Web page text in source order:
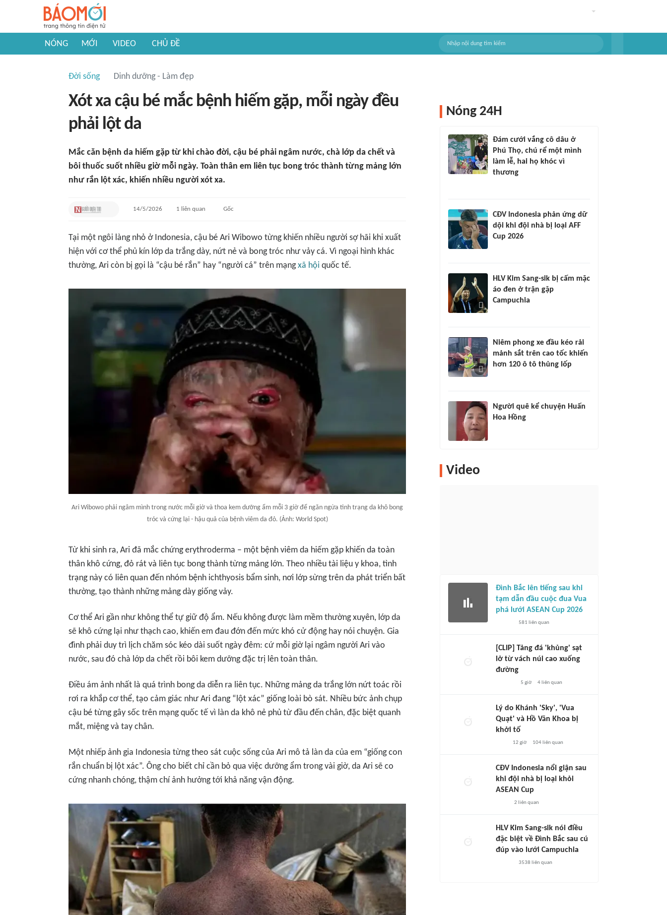
NÓNG MỚI VIDEO CHỦ ĐỀ
Đời sống Dinh dưỡng - Làm đẹp
Xót xa cậu bé mắc bệnh hiếm gặp, mỗi ngày đều
phải lột da
Mắc căn bệnh da hiếm gặp từ khi chào đời, cậu bé phải ngâm nước, chà lớp da chết và
bôi thuốc suốt nhiều giờ mỗi ngày. Toàn thân em liên tục bong tróc thành từng mảng lớn
như rắn lột xác, khiến nhiều người xót xa.
14/5/2026 1 liên quan Gốc
Tại một ngôi làng nhỏ ở Indonesia, cậu bé Ari Wibowo từng khiến nhiều người sợ hãi khi xuất
hiện với cơ thể phủ kín lớp da trắng dày, nứt nẻ và bong tróc như vảy cá. Vì ngoại hình khác
thường, Ari còn bị gọi là “cậu bé rắn” hay “người cá” trên mạngxã hội quốc tế.
Ari Wibowo phải ngâm mình trong nước mỗi giờ và thoa kem dưỡng ẩm mỗi 3 giờ để ngăn ngừa tình trạng da khô bong
tróc và cứng lại - hậu quả của bệnh viêm da đỏ. (Ảnh: World Spot)
Từ khi sinh ra, Ari đã mắc chứng erythroderma – một bệnh viêm da hiếm gặp khiến da toàn
thân khô cứng, đỏ rát và liên tục bong thành từng mảng lớn. Theo nhiều tài liệu y khoa, tình
trạng này có liên quan đến nhóm bệnh ichthyosis bẩm sinh, nơi lớp sừng trên da phát triển bất
thường, tạo thành những mảng dày giống vảy.
Cơ thể Ari gần như không thể tự giữ độ ẩm. Nếu không được làm mềm thường xuyên, lớp da
sẽ khô cứng lại như thạch cao, khiến em đau đớn đến mức khó cử động hay nói chuyện. Gia
đình phải duy trì lịch chăm sóc kéo dài suốt ngày đêm: cứ mỗi giờ lại ngâm người Ari vào
nước, sau đó chà lớp da chết rồi bôi kem dưỡng đặc trị lên toàn thân.
Điều ám ảnh nhất là quá trình bong da diễn ra liên tục. Những mảng da trắng lớn nứt toác rồi
rơi ra khắp cơ thể, tạo cảm giác như Ari đang “lột xác” giống loài bò sát. Nhiều bức ảnh chụp
cậu bé từng gây sốc trên mạng quốc tế vì làn da khô nẻ phủ từ đầu đến chân, đặc biệt quanh
mắt, miệng và tay chân.
Một nhiếp ảnh gia Indonesia từng theo sát cuộc sống của Ari mô tả làn da của em “giống con
rắn chuẩn bị lột xác”. Ông cho biết chỉ cần bỏ qua việc dưỡng ẩm trong vài giờ, da Ari sẽ co
cứng nhanh chóng, thậm chí ảnh hưởng tới khả năng vận động.
Nóng 24H
Đám cưới vắng cô dâu ở
Phú Thọ, chú rể một mình
làm lễ, hai họ khóc vì
thương
CĐV Indonesia phản ứng dữ
dội khi đội nhà bị loại AFF
Cup 2026
HLV Kim Sang-sik bị cấm mặc
áo đen ở trận gặp
Campuchia
Niêm phong xe đầu kéo rải
mảnh sắt trên cao tốc khiến
hơn 120 ô tô thủng lốp
Người quê kể chuyện Huấn
Hoa Hồng
Video
Đình Bắc lên tiếng sau khi
tạm dẫn đầu cuộc đua Vua
phá lưới ASEAN Cup 2026
581 liên quan
[CLIP] Tảng đá 'khủng' sạt
lở từ vách núi cao xuống
đường
5 giờ 4liên quan
Lý do Khánh 'Sky', 'Vua
Quạt' và Hồ Văn Khoa bị
khởi tố
12 giờ 104liên quan
CĐV Indonesia nổi giận sau
khi đội nhà bị loại khỏi
ASEAN Cup
2 liên quan
HLV Kim Sang-sik nói điều
đặc biệt về Đình Bắc sau cú
đúp vào lưới Campuchia
3538 liên quan